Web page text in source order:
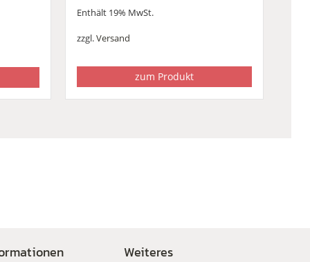
Enthält 19% MwSt.
zzgl.Versand
zum Produkt
Weiteres